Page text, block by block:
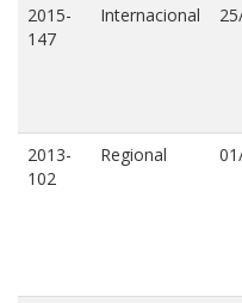
2015-
147
Internacional
2013-
102
Regional